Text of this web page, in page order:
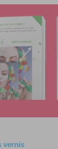
vernis